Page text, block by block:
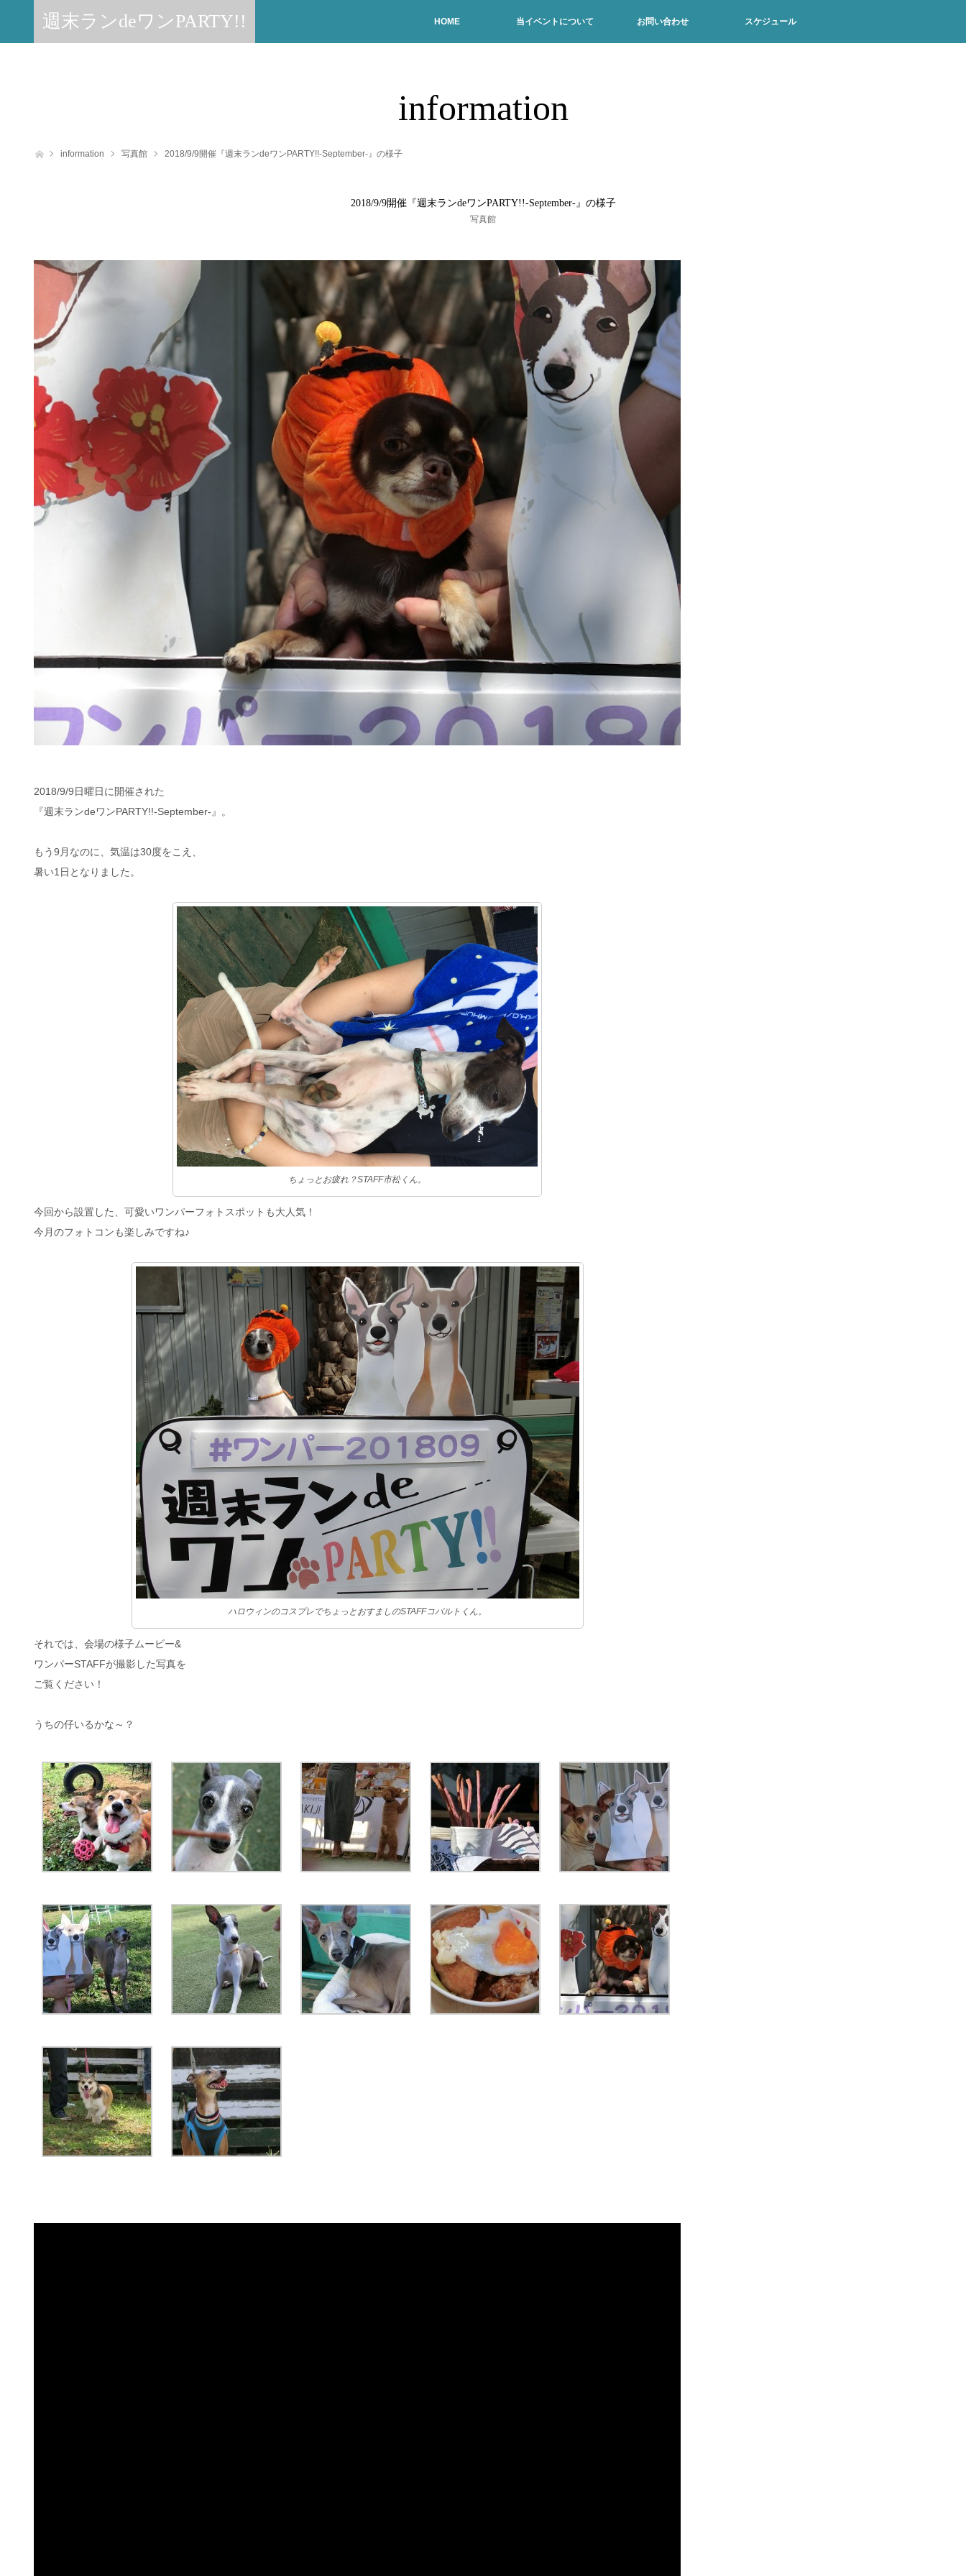
週末ランdeワンPARTY!! HOME 当イベントについて お問い合わせ スケジュール
information
ホームinformation 写真館 2018/9/9開催『週末ランdeワンPARTY!!-September-』の様子
2018/9/9開催『週末ランdeワンPARTY!!-September-』の様子
写真館
2018/9/9日曜日に開催された
『週末ランdeワンPARTY!!-September-』。
もう9月なのに、気温は30度をこえ、
暑い1日となりました。
ちょっとお疲れ？STAFF市松くん。
今回から設置した、可愛いワンパーフォトスポットも大人気！
今月のフォトコンも楽しみですね♪
ハロウィンのコスプレでちょっとおすましのSTAFFコバルトくん。
それでは、会場の様子ムービー&
ワンパーSTAFFが撮影した写真を
ご覧ください！
うちの仔いるかな～？